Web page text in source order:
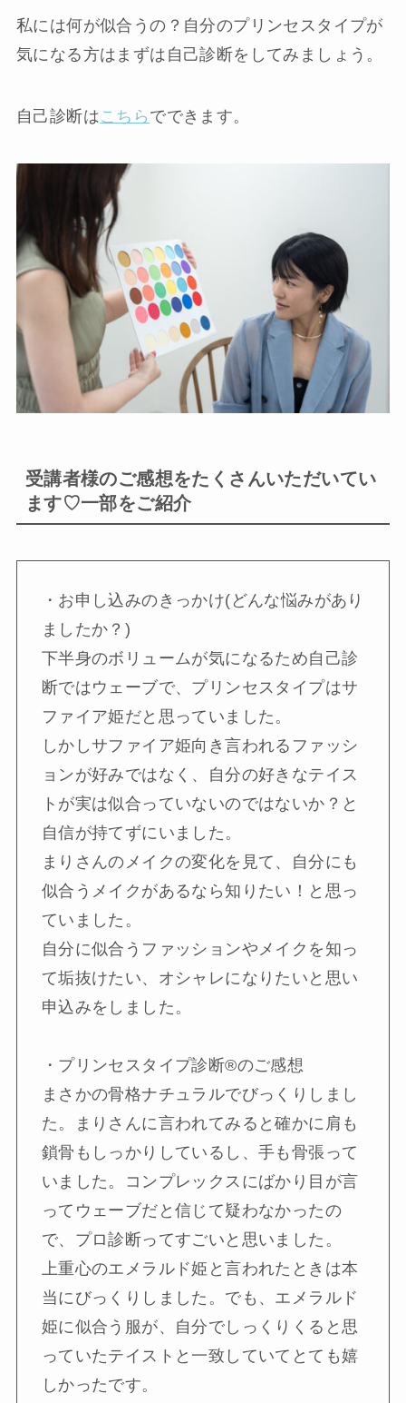
私には何が似合うの？自分のプリンセスタイプが
気になる方はまずは自己診断をしてみましょう。
自己診断はこちら でできます。
受講者様のご感想をたくさんいただいてい
ます♡一部をご紹介
・お申し込みのきっかけ(どんな悩みがあり
ましたか？)
下半身のボリュームが気になるため自己診
断ではウェーブで、プリンセスタイプはサ
ファイア姫だと思っていました。
しかしサファイア姫向き言われるファッシ
ョンが好みではなく、自分の好きなテイス
トが実は似合っていないのではないか？と
自信が持てずにいました。
まりさんのメイクの変化を見て、自分にも
似合うメイクがあるなら知りたい！と思っ
ていました。
自分に似合うファッションやメイクを知っ
て垢抜けたい、オシャレになりたいと思い
申込みをしました。
・プリンセスタイプ診断®︎のご感想
まさかの骨格ナチュラルでびっくりしまし
た。まりさんに言われてみると確かに肩も
鎖骨もしっかりしているし、手も骨張って
いました。コンプレックスにばかり目が言
ってウェーブだと信じて疑わなかったの
で、プロ診断ってすごいと思いました。
上重心のエメラルド姫と言われたときは本
当にびっくりしました。でも、エメラルド
姫に似合う服が、自分でしっくりくると思
っていたテイストと一致していてとても嬉
しかったです。